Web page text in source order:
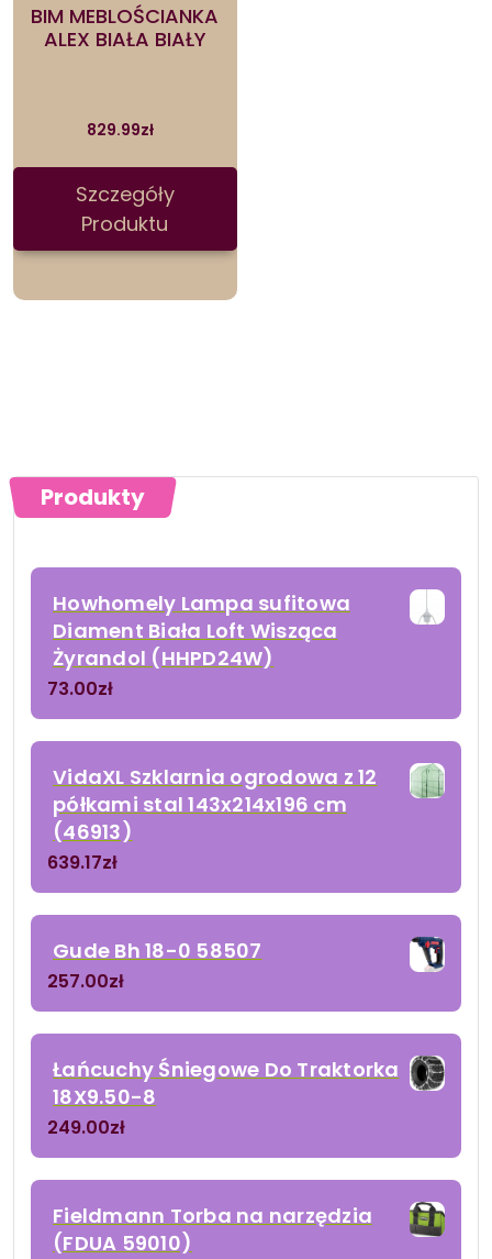
BIM MEBLOŚCIANKA
ALEX BIAŁA BIAŁY
829.99zł
Szczegóły
Produktu
Produkty
Howhomely Lampa sufitowa
Diament Biała Loft Wisząca
Żyrandol (HHPD24W)
73.00zł
VidaXL Szklarnia ogrodowa z 12
półkami stal 143x214x196 cm
(46913)
639.17zł
Gude Bh 18-0 58507
257.00zł
Łańcuchy Śniegowe Do Traktorka
18X9.50-8
249.00zł
Fieldmann Torba na narzędzia
(FDUA 59010)